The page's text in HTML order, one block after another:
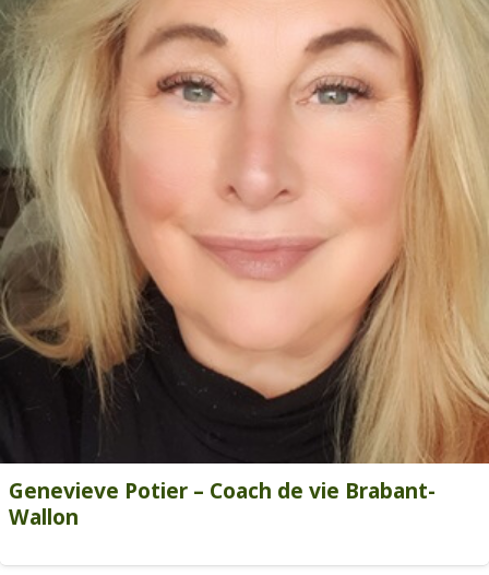
Genevieve Potier – Coach de vie Brabant-
Wallon